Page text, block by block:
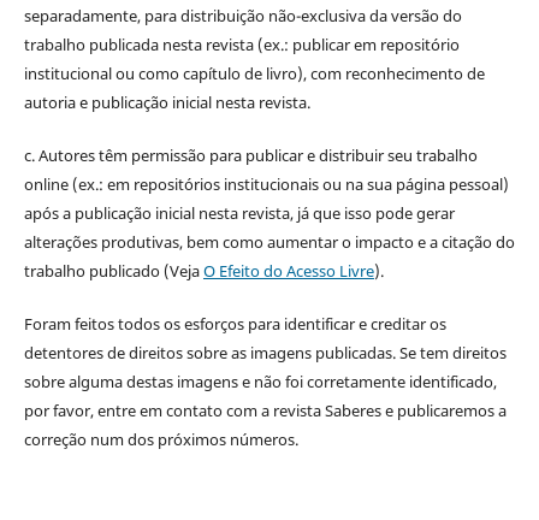
separadamente, para distribuição não-exclusiva da versão do
trabalho publicada nesta revista (ex.: publicar em repositório
institucional ou como capítulo de livro), com reconhecimento de
autoria e publicação inicial nesta revista.
c. Autores têm permissão para publicar e distribuir seu trabalho
online (ex.: em repositórios institucionais ou na sua página pessoal)
após a publicação inicial nesta revista, já que isso pode gerar
alterações produtivas, bem como aumentar o impacto e a citação do
trabalho publicado (VejaO Efeito do Acesso Livre).
Foram feitos todos os esforços para identificar e creditar os
detentores de direitos sobre as imagens publicadas. Se tem direitos
sobre alguma destas imagens e não foi corretamente identificado,
por favor, entre em contato com a revista Saberes e publicaremos a
correção num dos próximos números.